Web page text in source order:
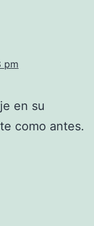
pm
en su
como antes.